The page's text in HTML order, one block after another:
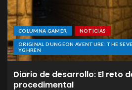
COLUMNA GAMER NOTICIAS
ORIGINAL DUNGEON AVENTURE: THE
YGHREN
Diario de desarrollo: El reto
procedimental